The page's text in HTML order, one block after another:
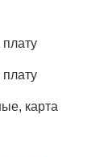
плату
плату
карта